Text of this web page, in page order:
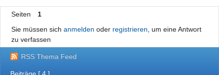
Registrieren
Impressum
Datenschutz
Seiten
1
Sie müssen sich anmelden oder registrieren , um eine Antwort
zu verfassen
RSS Thema Feed